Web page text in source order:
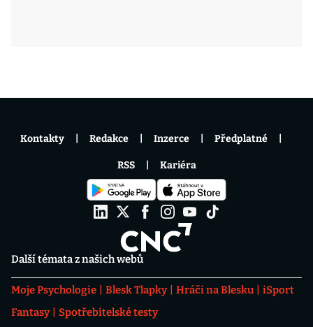
Další témata z našich webů
Moje Psychologie Blesk Tlapky Hráči na Blesku
iSport
Fantasy
Spotřebitelské testy
Kontakty Redakce Inzerce Předplatné
RSS Kariéra